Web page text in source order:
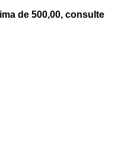
de 500,00, consulte